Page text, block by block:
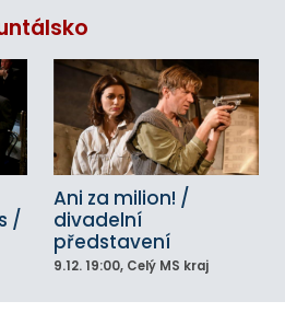
/
Ani za milion! /
divadelní
představení
9.12. 19:00, Celý MS kraj